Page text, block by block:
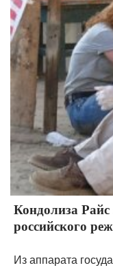
Кондолиза
российского
Из аппарата